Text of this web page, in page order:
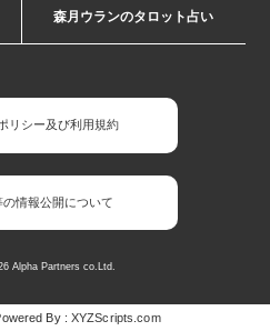
森月ウランのタロット占い
リシー及び利用規約
の情報公開について
Alpha Partners co.Ltd.
By :XYZScripts.com